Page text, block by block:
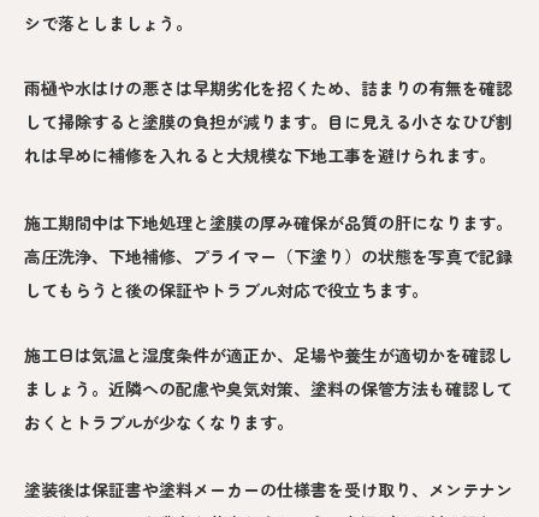
シで落としましょう。
雨樋や水はけの悪さは早期劣化を招くため、詰まりの有無を確認
して掃除すると塗膜の負担が減ります。目に見える小さなひび割
れは早めに補修を入れると大規模な下地工事を避けられます。
施工期間中は下地処理と塗膜の厚み確保が品質の肝になります。
高圧洗浄、下地補修、プライマー（下塗り）の状態を写真で記録
してもらうと後の保証やトラブル対応で役立ちます。
施工日は気温と湿度条件が適正か、足場や養生が適切かを確認し
ましょう。近隣への配慮や臭気対策、塗料の保管方法も確認して
おくとトラブルが少なくなります。
塗装後は保証書や塗料メーカーの仕様書を受け取り、メンテナン